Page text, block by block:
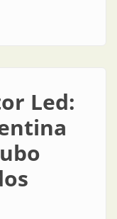
alumbrado público con
Led: